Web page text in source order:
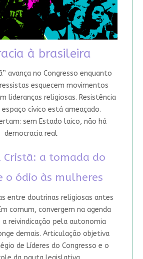
à brasileira
avança no Congresso enquanto
esquecem movimentos
lideranças religiosas. Resistência
espaço cívico está ameaçado.
sem Estado laico, não há
democracia real
Cristã: a tomada do
o ódio às mulheres
entre doutrinas religiosas antes
comum, convergem na agenda
a reivindicação pela autonomia
demais. Articulação objetiva
de Líderes do Congresso e o